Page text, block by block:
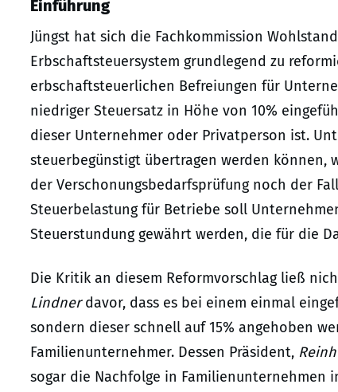
Einführung
Jüngst hat sich die Fachkommission
Erbschaftsteuersystem grundlegend zu
erbschaftsteuerlichen Befreiungen für
niedriger Steuersatz in Höhe von 10%
dieser Unternehmer oder Privatperson ist.
steuerbegünstigt übertragen werden können,
der Verschonungsbedarfsprüfung noch der
Steuerbelastung für Betriebe soll
Steuerstundung gewährt werden, die für die
Die Kritik an diesem Reformvorschlag ließ
Lindnerdavor, dass es bei einem einmal
sondern dieser schnell auf 15% angehoben
Familienunternehmer. Dessen Präsident,
sogar die Nachfolge in Familienunternehmen